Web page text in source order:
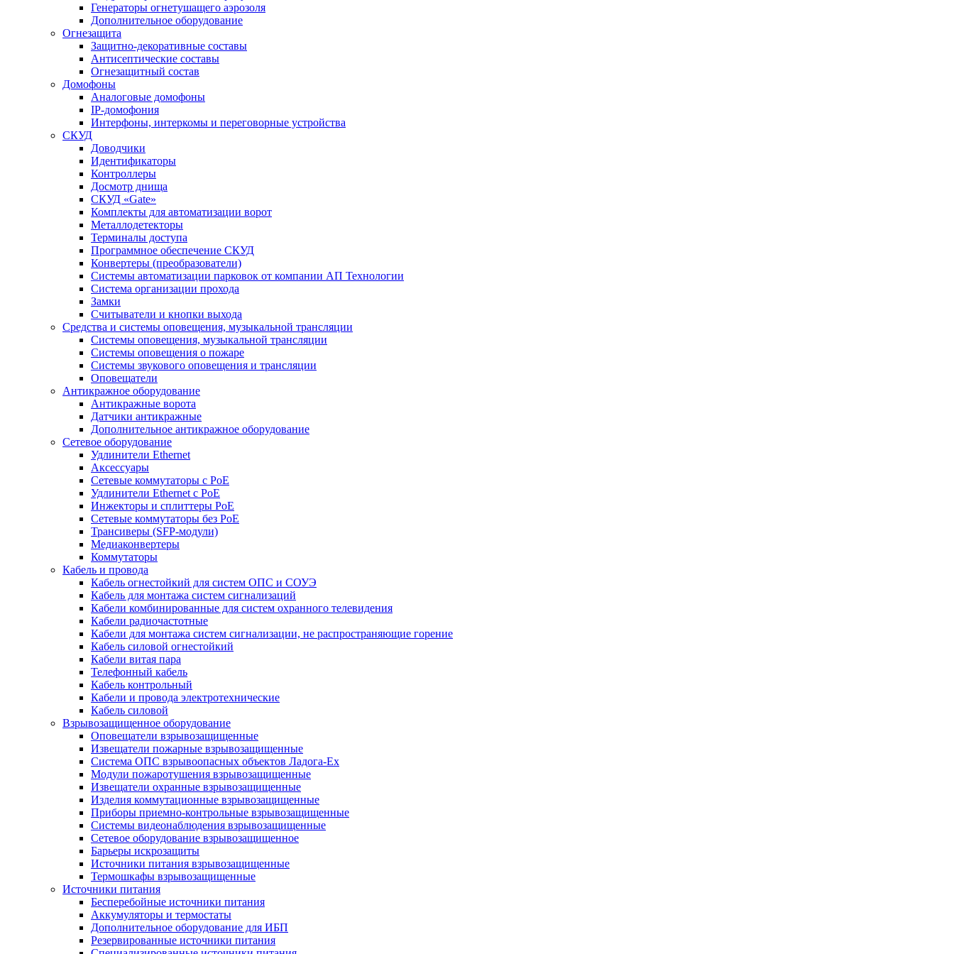
Генераторы огнетушащего аэрозоля
Дополнительное оборудование
Огнезащита
Защитно-декоративные составы
Антисептические составы
Огнезащитный состав
Домофоны
Аналоговые домофоны
IP-домофония
Интерфоны, интеркомы и переговорные устройства
СКУД
Доводчики
Идентификаторы
Контроллеры
Досмотр днища
СКУД «Gate»
Комплекты для автоматизации ворот
Металлодетекторы
Терминалы доступа
Программное обеспечение СКУД
Конвертеры (преобразователи)
Системы автоматизации парковок от компании АП Технологии
Система организации прохода
Замки
Считыватели и кнопки выхода
Средства и системы оповещения, музыкальной трансляции
Системы оповещения, музыкальной трансляции
Системы оповещения о пожаре
Системы звукового оповещения и трансляции
Оповещатели
Антикражное оборудование
Антикражные ворота
Датчики антикражные
Дополнительное антикражное оборудование
Сетевое оборудование
Удлинители Ethernet
Аксессуары
Сетевые коммутаторы с РоЕ
Удлинители Ethernet с PoE
Инжекторы и сплиттеры РоЕ
Сетевые коммутаторы без РоЕ
Трансиверы (SFP-модули)
Медиаконвертеры
Коммутаторы
Кабель и провода
Кабель огнестойкий для систем ОПС и СОУЭ
Кабель для монтажа систем сигнализаций
Кабели комбинированные для систем охранного телевидения
Кабели радиочастотные
Кабели для монтажа систем сигнализации, не распространяющие горение
Кабель силовой огнестойкий
Кабели витая пара
Телефонный кабель
Кабель контрольный
Кабели и провода электротехнические
Кабель силовой
Взрывозащищенное оборудование
Оповещатели взрывозащищенные
Извещатели пожарные взрывозащищенные
Система ОПС взрывоопасных объектов Ладога-Ex
Модули пожаротушения взрывозащищенные
Извещатели охранные взрывозащищенные
Изделия коммутационные взрывозащищенные
Приборы приемно-контрольные взрывозащищенные
Системы видеонаблюдения взрывозащищенные
Сетевое оборудование взрывозащищенное
Барьеры искрозащиты
Источники питания взрывозащищенные
Термошкафы взрывозащищенные
Источники питания
Бесперебойные источники питания
Аккумуляторы и термостаты
Дополнительное оборудование для ИБП
Резервированные источники питания